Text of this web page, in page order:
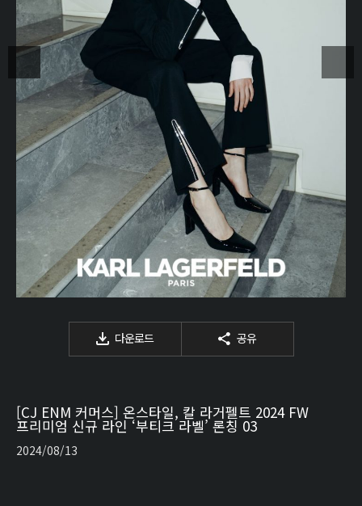
다운로드 공유
[CJ ENM 커머스] 온스타일, 칼 라거펠트 2024 FW
프리미엄 신규 라인 ‘부티크 라벨’ 론칭 03
2024/08/13